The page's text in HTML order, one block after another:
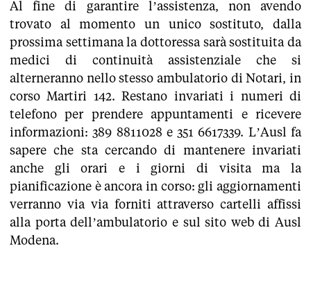
Al fine di garantire l’assistenza, non avendo
trovato al momento un unico sostituto, dalla
prossima settimana la dottoressa sarà sostituita da
medici di continuità assistenziale che si
alterneranno nello stesso ambulatorio di Notari, in
corso Martiri 142. Restano invariati i numeri di
telefono per prendere appuntamenti e ricevere
informazioni: 389 8811028 e 351 6617339. L’Ausl fa
sapere che sta cercando di mantenere invariati
anche gli orari e i giorni di visita ma la
pianificazione è ancora in corso: gli aggiornamenti
verranno via via forniti attraverso cartelli affissi
alla porta dell’ambulatorio e sul sito web di Ausl
Modena.